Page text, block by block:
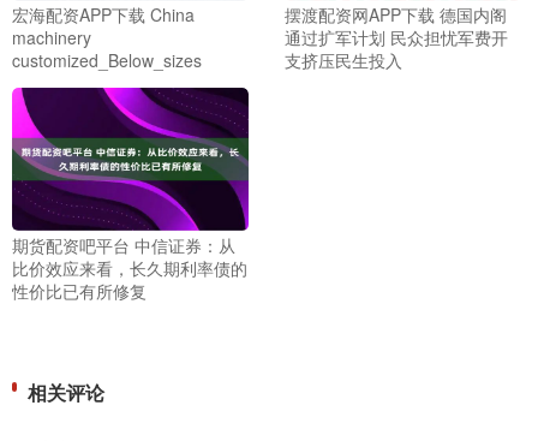
宏海配资APP下载 China
machinery
customized_Below_sizes
摆渡配资网APP下载 德国内阁
通过扩军计划 民众担忧军费开
支挤压民生投入
期货配资吧平台 中信证券：从
比价效应来看，长久期利率债的
性价比已有所修复
相关评论